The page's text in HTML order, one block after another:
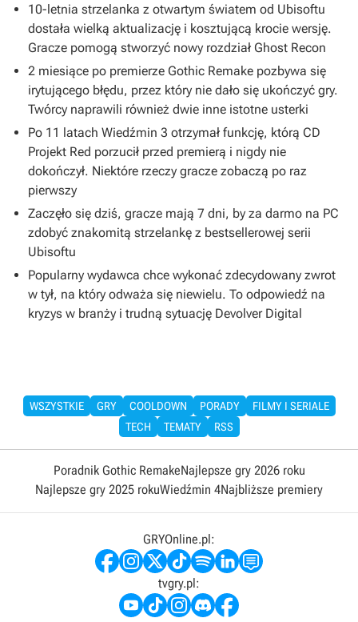
10-letnia strzelanka z otwartym światem od Ubisoftu
dostała wielką aktualizację i kosztującą krocie wersję.
Gracze pomogą stworzyć nowy rozdział Ghost Recon
2 miesiące po premierze Gothic Remake pozbywa się
irytującego błędu, przez który nie dało się ukończyć gry.
Twórcy naprawili również dwie inne istotne usterki
Po 11 latach Wiedźmin 3 otrzymał funkcję, którą CD
Projekt Red porzucił przed premierą i nigdy nie
dokończył. Niektóre rzeczy gracze zobaczą po raz
pierwszy
Zaczęło się dziś, gracze mają 7 dni, by za darmo na PC
zdobyć znakomitą strzelankę z bestsellerowej serii
Ubisoftu
Popularny wydawca chce wykonać zdecydowany zwrot
w tył, na który odważa się niewielu. To odpowiedź na
kryzys w branży i trudną sytuację Devolver Digital
WSZYSTKIE GRY COOLDOWN PORADY
FILMY I SERIALE
TECH
TEMATY RSS
Poradnik Gothic RemakeNajlepsze gry 2026 roku
Najlepsze gry 2025 rokuWiedźmin 4Najbliższe premiery
GRYOnline.pl:
tvgry.pl: